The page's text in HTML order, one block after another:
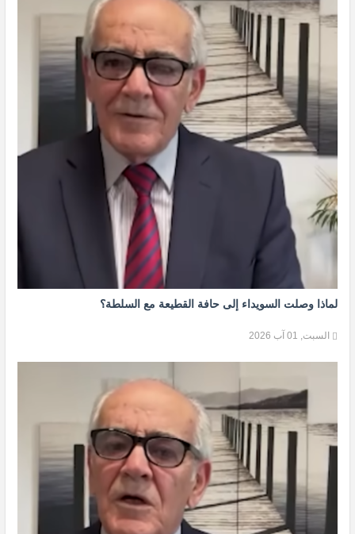
لماذا وصلت السويداء إلى حافة القطيعة مع السلطة؟
السبت, 01 آب 2026